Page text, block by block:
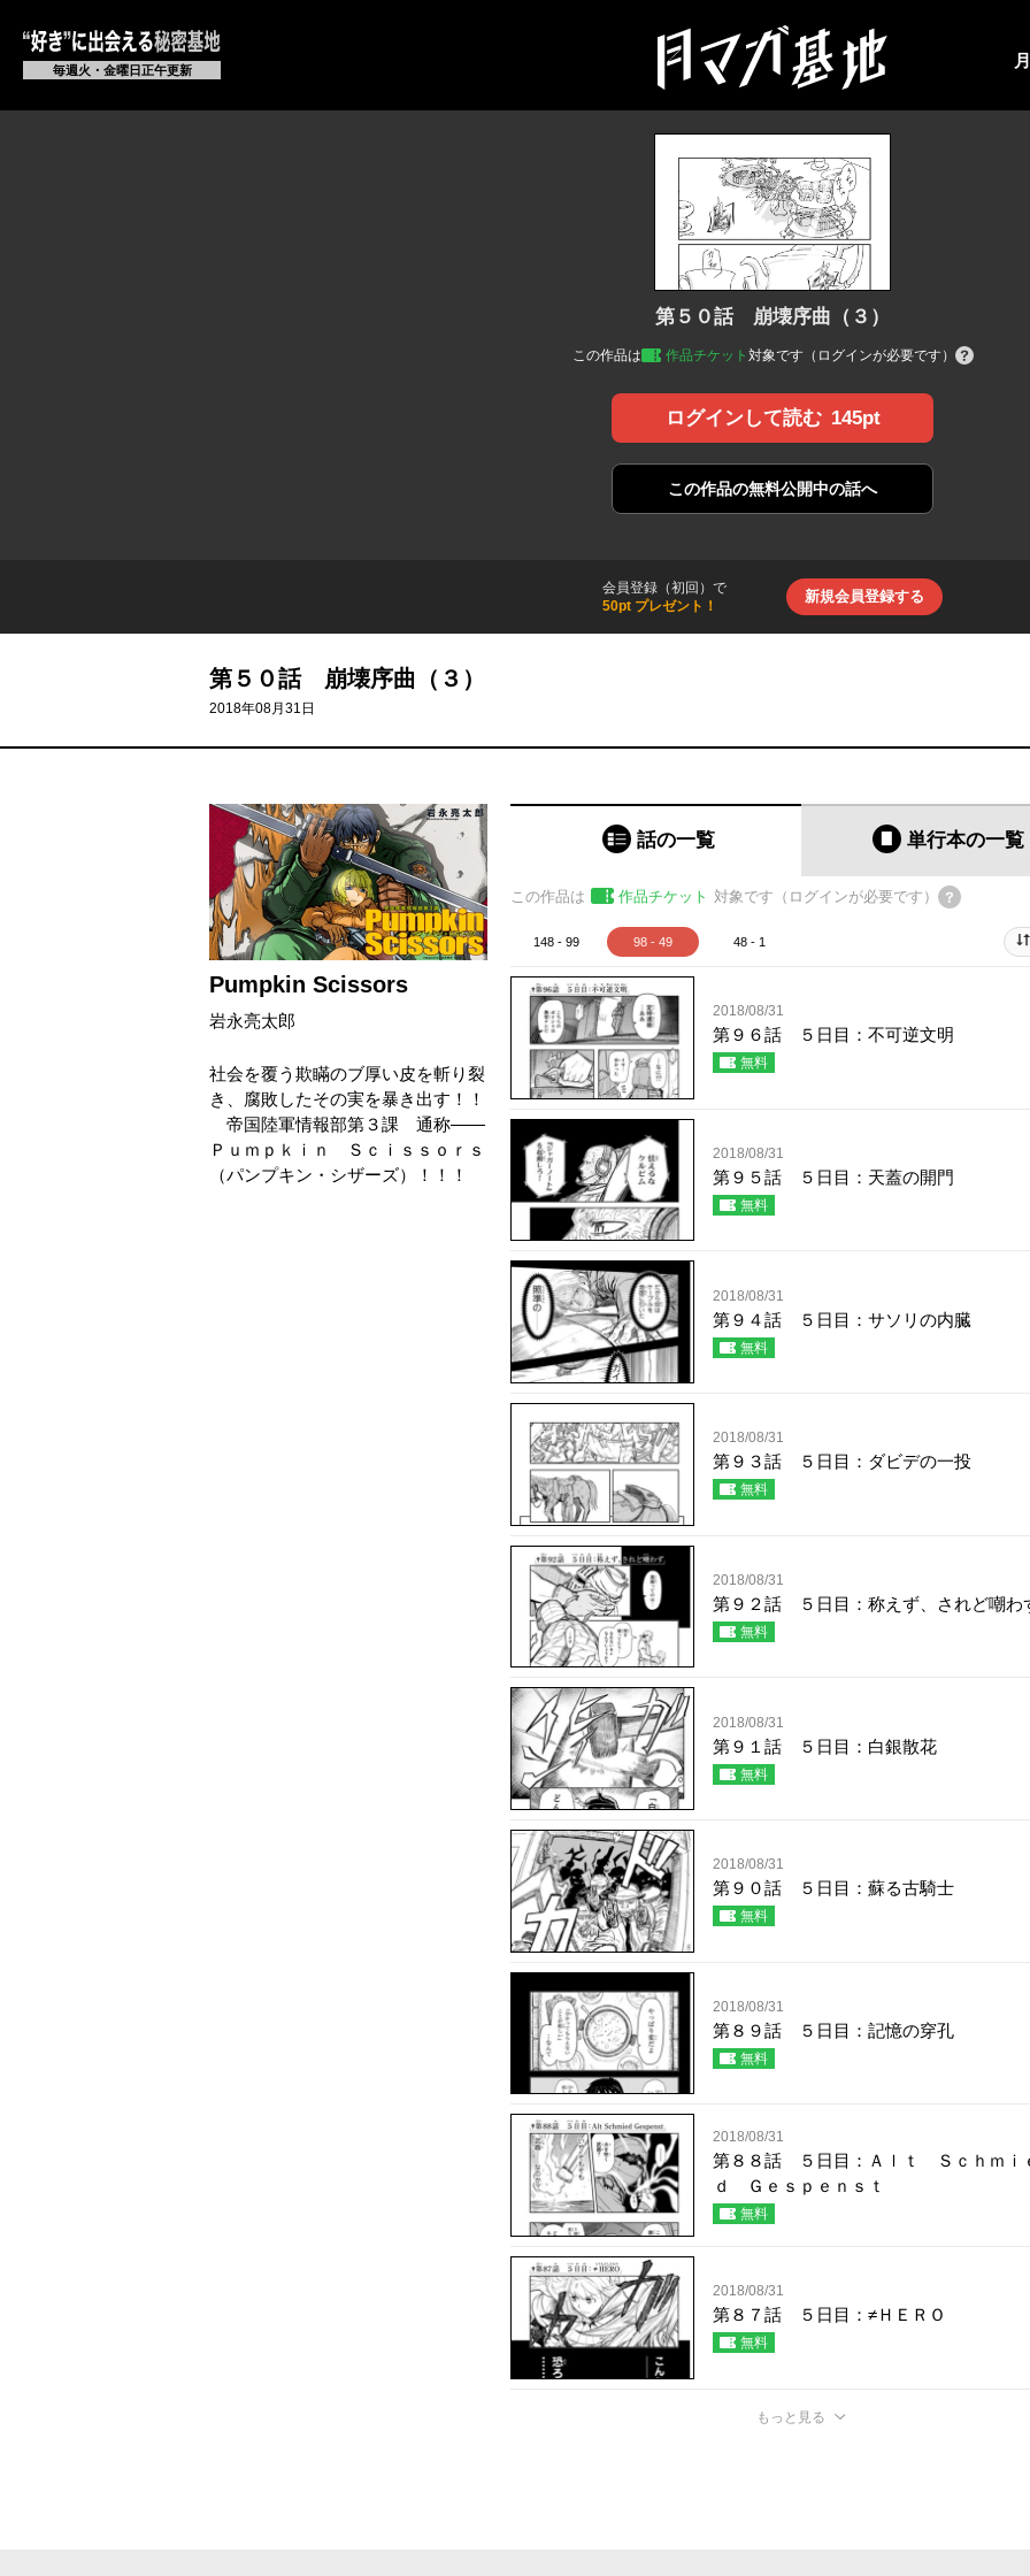
毎週火・金曜日正午更新
第５０話 崩壊序曲（３）
この作品は 作品チケット 対象です（ログインが必要です）
ログインして読む 145pt
この作品の無料公開中の話へ
会員登録（初回）で
50pt プレゼント！
新規会員登録する
第５０話 崩壊序曲（３）
2018年08月31日
Pumpkin Scissors
岩永亮太郎
社会を覆う欺瞞のブ厚い皮を斬り裂
き、腐敗したその実を暴き出す！！
帝国陸軍情報部第３課 通称――
Ｐｕｍｐｋｉｎ Ｓｃｉｓｓｏｒｓ
（パンプキン・シザーズ）！！！
話の一覧 単行本の一覧
この作品は 作品チケット 対象です（ログインが必要です）
148 - 99 98 - 49 48 - 1
2018/08/31
第９６話 ５日目：不可逆文明
無料
2018/08/31
第９５話 ５日目：天蓋の開門
無料
2018/08/31
第９４話 ５日目：サソリの内臓
無料
2018/08/31
第９３話 ５日目：ダビデの一投
無料
2018/08/31
第９２話 ５日目：称えず、されど嘲わ
無料
2018/08/31
第９１話 ５日目：白銀散花
無料
2018/08/31
第９０話 ５日目：蘇る古騎士
無料
2018/08/31
第８９話 ５日目：記憶の穿孔
無料
2018/08/31
第８８話 ５日目：Ａｌｔ Ｓｃｈｍｉ
ｄ Ｇｅｓｐｅｎｓｔ
無料
2018/08/31
第８７話 ５日目：≠ＨＥＲＯ
無料
もっと見る